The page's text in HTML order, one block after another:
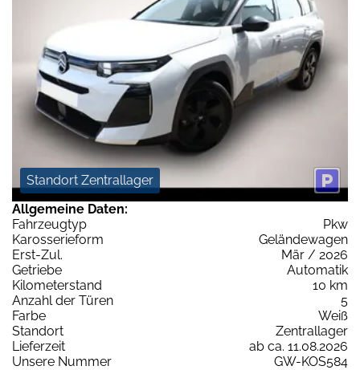
Standort Zentrallager
Allgemeine Daten:
Fahrzeugtyp
Pkw
Karosserieform
Geländewagen
Erst-Zul.
Mär / 2026
Getriebe
Automatik
Kilometerstand
10 km
Anzahl der Türen
5
Farbe
Weiß
Standort
Zentrallager
Lieferzeit
ab ca. 11.08.2026
Unsere Nummer
GW-KOS584